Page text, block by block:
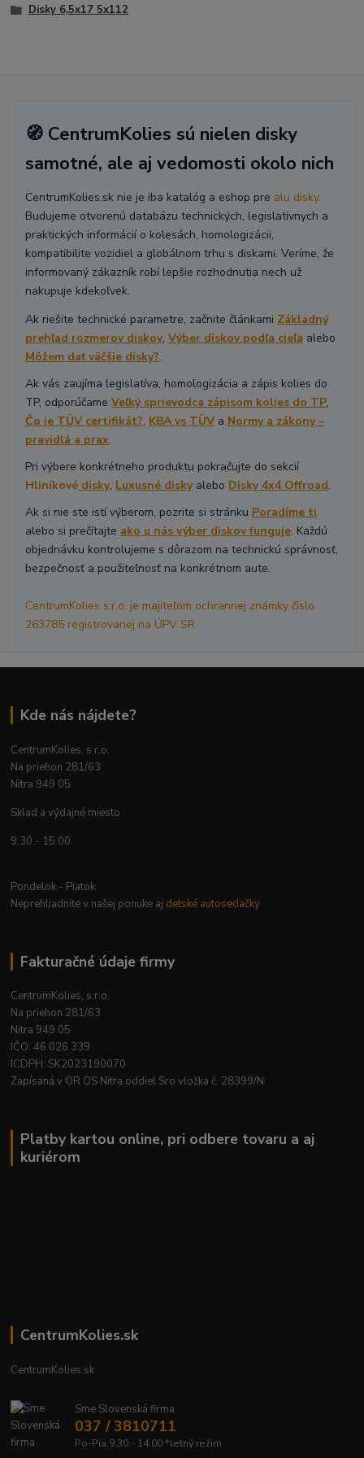
Disky 6,5x17 5x112
🧭 CentrumKolies sú nielen disky
samotné, ale aj vedomosti okolo nich
CentrumKolies.sk nie je iba katalóg a eshop pre alu disky.
Budujeme otvorenú databázu technických, legislatívnych a
praktických informácií o kolesách, homologizácii,
kompatibilite vozidiel a globálnom trhu s diskami. Veríme, že
informovaný zákazník robí lepšie rozhodnutia nech už
nakupuje kdekoľvek.
Ak riešite technické parametre, začnite článkami Základný
prehľad rozmerov diskov,Výber diskov podľa cieľa alebo
Môžem dať väčšie disky?.
Ak vás zaujíma legislatíva, homologizácia a zápis kolies do
TP, odporúčameVeľký sprievodca zápisom kolies do TP,
Čo je TÜV certifikát?, KBA vs TÜV a Normy a zákony –
pravidlá a prax.
Pri výbere konkrétneho produktu pokračujte do sekcií
Hliníkové disky, Luxusné diskyalebo Disky 4x4 Offroad.
Ak si nie ste istí výberom, pozrite si stránku Poradíme ti
alebo si prečítajte ako u nás výber diskov funguje. Každú
objednávku kontrolujeme s dôrazom na technickú správnosť,
bezpečnosť a použiteľnosť na konkrétnom aute.
CentrumKolies s.r.o. je majiteľom ochrannej známky číslo
263785 registrovanej na ÚPV SR
Kde nás nájdete?
CentrumKolies, s.r.o.
Na priehon 281/63
Nitra 949 05
Sklad a výdajné miesto
9.30 - 15.00
Pondelok - Piatok
Neprehliadnite v našej ponuke aj detské autosedačky
Fakturačné údaje firmy
CentrumKolies, s.r.o.
Na priehon 281/63
Nitra 949 05
IČO: 46 026 339
ICDPH: SK2023190070
Zapísaná v OR OS Nitra oddiel Sro vložka č. 28399/N
Platby kartou online, pri odbere tovaru a aj
kuriérom
CentrumKolies.sk
CentrumKolies.sk
Sme Slovenská firma
037 / 3810711
Po-Pia 9.30 - 14.00 *letný režim